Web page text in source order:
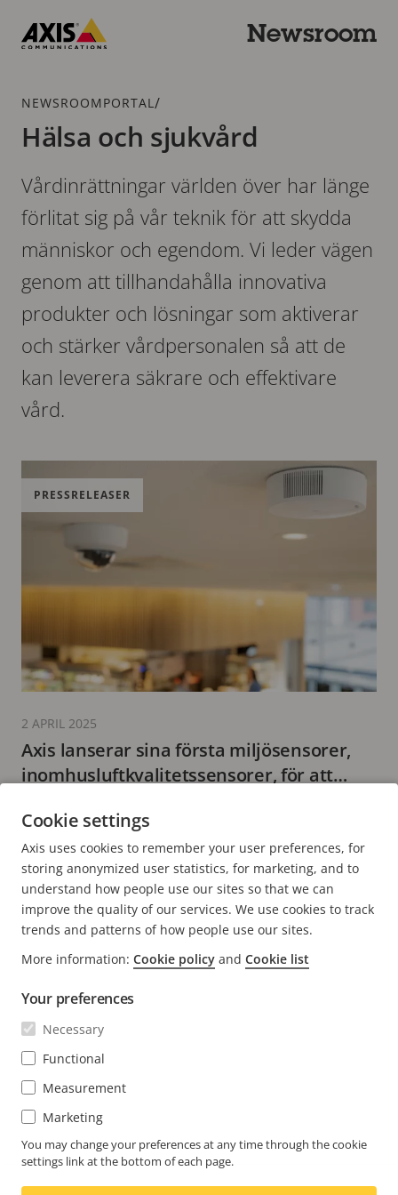
huvudinnehållet
Newsroom
Länkstig
NEWSROOMPORTAL /
Hälsa och sjukvård
Vårdinrättningar världen över har länge
förlitat sig på vår teknik för att skydda
människor och egendom. Vi leder vägen
genom att tillhandahålla innovativa
produkter och lösningar som aktiverar
och stärker vårdpersonalen så att de
kan leverera säkrare och effektivare
vård.
Axis lanserar sina första miljösensorer,
inomhusluftkvalitetssensorer, för att
hantering av luftkvaliteten, inklusive
detektering av vejpning och rökning
PRESSRELEASER
2 APRIL 2025
LÄS MER
FOOTER
KONTAKT
Kontakta oss
Upplevelsecentrum
NYHETSARTIKLAR
Kundcase
Life at Axis
Engineering at Axis
PRENUMERERA
Prenumerera på nyhetsbrev
Prenumerera på Axis säkerhetsaviseringar per e-post
SWEDEN / SVENSKA NEWSROOM
Cookie settings
Axis uses cookies to remember your user preferences, for
storing anonymized user statistics, for marketing, and to
understand how people use our sites so that we can
improve the quality of our services. We use cookies to track
trends and patterns of how people use our sites.
More information: Cookie policy and Cookie list
Your preferences
Necessary
Functional
Measurement
Marketing
You may change your preferences at any time through the cookie
settings link at the bottom of each page.